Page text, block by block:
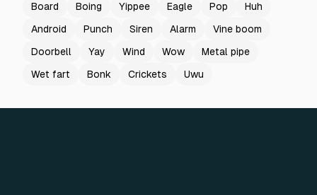
Board
Boing Yippee Eagle Pop
Huh
Android
Punch Siren Alarm
Vine boom
Doorbell
Yay Wind Wow
Metal pipe
Wet fart
Bonk Crickets Uwu